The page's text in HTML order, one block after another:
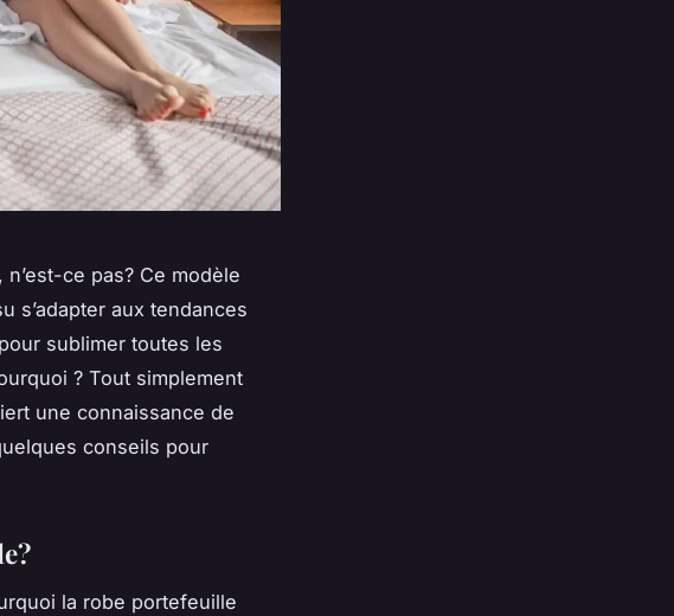
ce pas? Ce modèle
s’adapter aux tendances
sublimer toutes les
? Tout simplement
une connaissance de
conseils pour
la robe portefeuille